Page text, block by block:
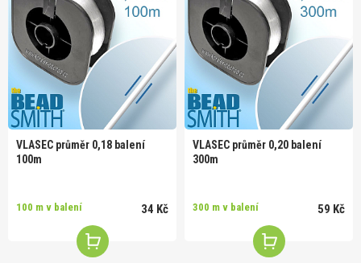
VLASEC průměr 0,18 balení
100m
100 m v balení 34 Kč
VLASEC průměr 0,20 balení
300m
300 m v balení 59 Kč